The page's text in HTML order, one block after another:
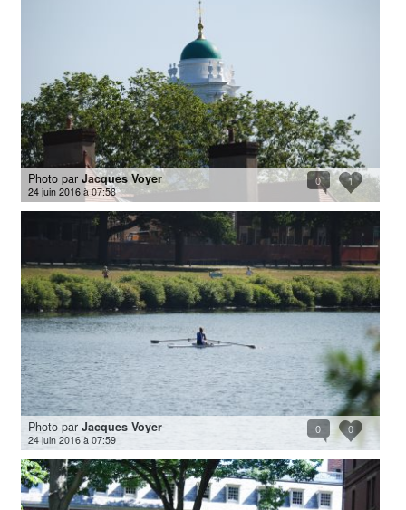
1
0
Photo par Jacques Voyer
24 juin 2016 à 07:58
0
0
Photo par Jacques Voyer
24 juin 2016 à 07:59